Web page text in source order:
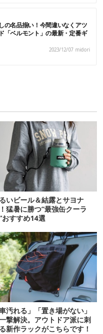
の名品揃い！今間違いなくアツ
「ベルモント」の最新・定番ギ
2023/12/07 midori
いビール＆結露とサヨナ
猛暑に勝つ“最強缶クーラ
おすすめ14選
車汚れる」「置き場がない」
撃解決。アウトドア派に刺
新作ラックがこちらです！